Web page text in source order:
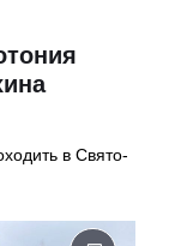
в Свято-